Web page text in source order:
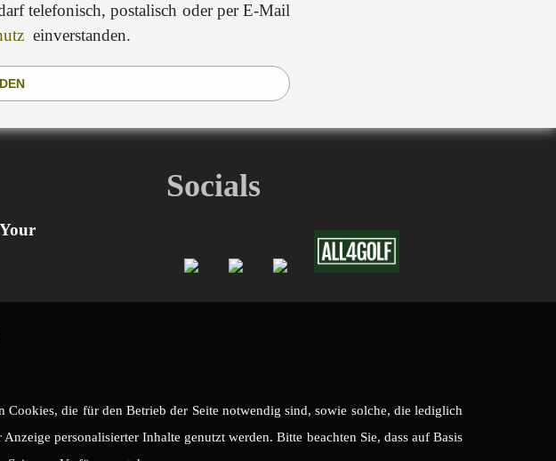
telefonisch, postalisch oder per E-Mail
einverstanden.
Socials
die für den Betrieb der Seite notwendig sind, sowie solche, die lediglich
personalisierter Inhalte genutzt werden. Bitte beachten Sie, dass auf Basis